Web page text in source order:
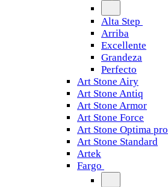
Alta Step
Arriba
Excellente
Grandeza
Perfecto
Art Stone Airy
Art Stone Antiq
Art Stone Armor
Art Stone Force
Art Stone Optima pro
Art Stone Standard
Artek
Fargo